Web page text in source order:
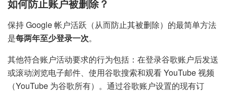
如何防止账户被删除？
保持 Google 帐户活跃（从而防止其被删除）的最简单方法
是每两年至少登录一次。
其他符合账户活动要求的行为包括：在登录谷歌账户后发送
或滚动浏览电子邮件、使用谷歌搜索和观看 YouTube 视频
（YouTube 为谷歌所有）。通过谷歌账户设置的现有订